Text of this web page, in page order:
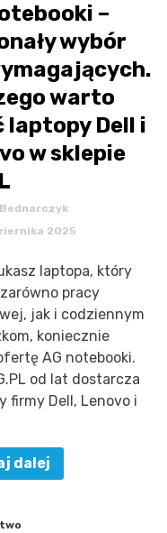
–
wybór
warto
laptopy Dell i
w sklepie
2025
laptopa, który
pracy
jak i codziennym
koniecznie
AG notebooki.
od lat dostarcza
firmy Dell, Lenovo i
dalej